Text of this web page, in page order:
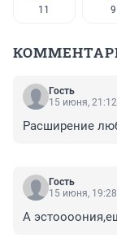
11 9
Гость
15 июня, 21:12
Расширение
Гость
15 июня, 19:28
А